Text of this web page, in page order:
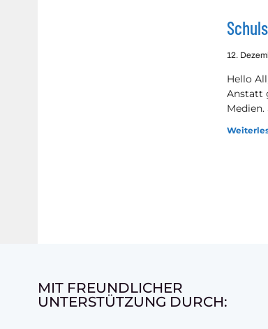
12.
Hello
Anstatt
MIT FREUNDLICHER
UNTERSTÜTZUNG DURCH: